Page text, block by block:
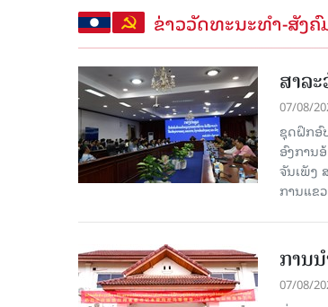
ຂ່າວວັດທະນະທຳ-ສັງຄົ
ສາລ
07/08/
ຊຸດຝຶກອົ
ອົງການ
ຈັນເພັງ
ການແຂ
ການ
07/08/